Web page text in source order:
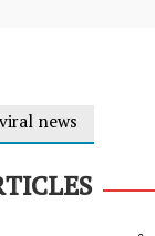
viral news